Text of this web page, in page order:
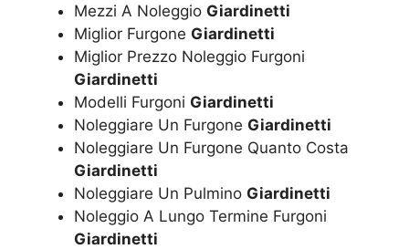
Mezzi A Noleggio Giardinetti
Miglior Furgone Giardinetti
Miglior Prezzo Noleggio Furgoni
Giardinetti
Modelli Furgoni Giardinetti
Noleggiare Un Furgone Giardinetti
Noleggiare Un Furgone Quanto Costa
Giardinetti
Noleggiare Un Pulmino Giardinetti
Noleggio A Lungo Termine Furgoni
Giardinetti